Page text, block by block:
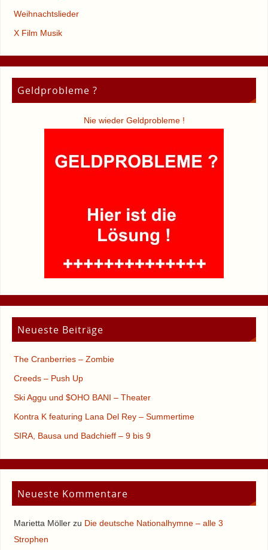
Weihnachtslieder
X Film Musik
Geldprobleme ?
Nie wieder Geldprobleme !
Neueste Beiträge
The Cranberries – Zombie
Creeds – Push Up
Ski Aggu und $OHO BANI – Theater
Kontra K featuring Lana Del Rey – Summertime
SIRA, Bausa und Badchieff – 9 bis 9
Neueste Kommentare
Marietta Möllerzu Die deutsche Nationalhymne – alle 3
Strophen